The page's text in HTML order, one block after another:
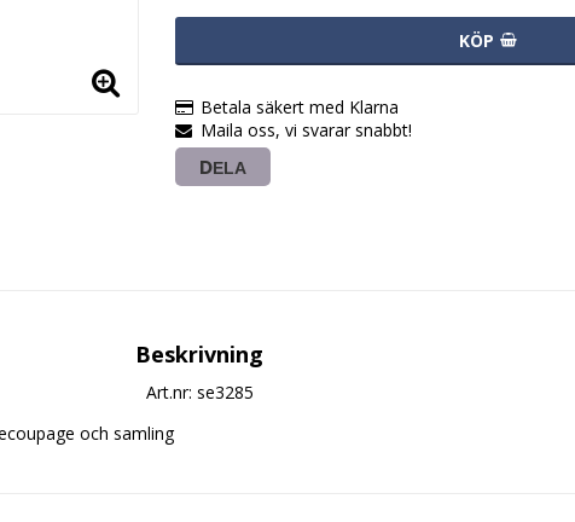
KÖP
Betala säkert med Klarna
Maila oss, vi svarar snabbt!
DELA
Beskrivning
Art.nr: se3285
och samling